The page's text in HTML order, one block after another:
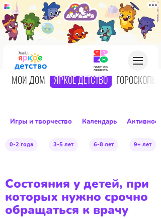
МОЙ ДОМ ЯРКОЕ ДЕТСТВО ГОРОСКОПЫ
Игры и творчество Календарь Активное
0-2 года 3-5 лет 6-8 лет 9+ лет
Состояния у детей, при
которых нужно срочно
обращаться к врачу